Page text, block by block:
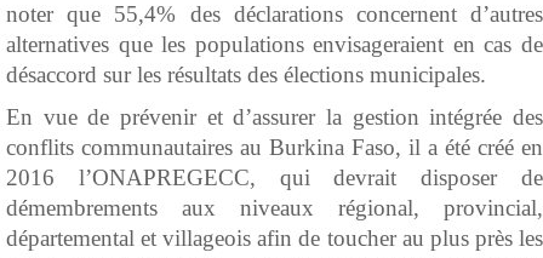
noter que 55,4% des déclarations concernent d’autres
alternatives que les populations envisageraient en cas de
désaccord sur les résultats des élections municipales.
En vue de prévenir et d’assurer la gestion intégrée des
conflits communautaires au Burkina Faso, il a été créé en
2016 l’ONAPREGECC, qui devrait disposer de
démembrements aux niveaux régional, provincial,
départemental et villageois afin de toucher au plus près les